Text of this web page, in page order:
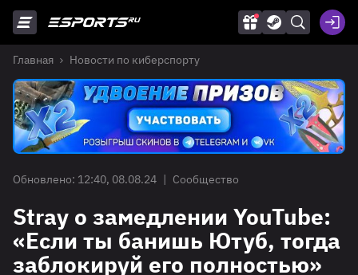
Главная Новости по киберспорту
Обновлено: 12:40, 08.08.24 | Сообщество
Stray о замедлении YouTube:
«Если ты банишь Ютуб, тогда
заблокируй его полностью»